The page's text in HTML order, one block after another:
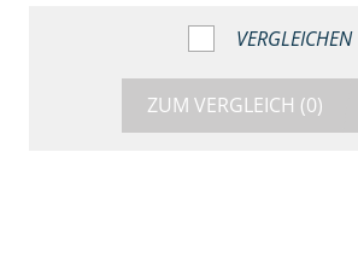
VERGLEICHEN
ZUM VERGLEICH (0)